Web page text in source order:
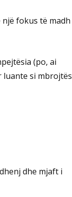
fokus të madh
(po, ai
luante si mbrojtës
dhe mjaft i